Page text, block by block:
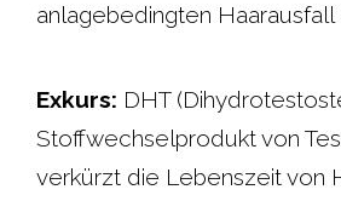
anlagebedingten Haarausfall
Exkurs: DHT
Stoffwechselprodukt von
verkürzt die Lebenszeit von